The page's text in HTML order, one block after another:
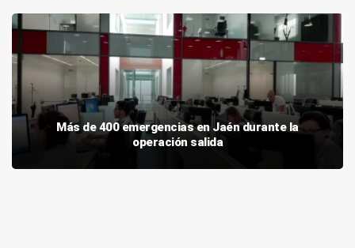
Más de 400 emergencias en Jaén durante la
operación salida